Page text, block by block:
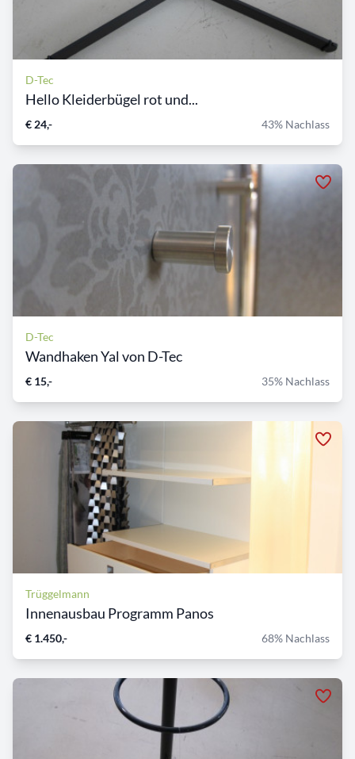
D-Tec
Hello Kleiderbügel rot und...
€ 24,- 43% Nachlass
D-Tec
Wandhaken Yal von D-Tec
€ 15,- 35% Nachlass
Trüggelmann
Innenausbau Programm Panos
€ 1.450,- 68% Nachlass